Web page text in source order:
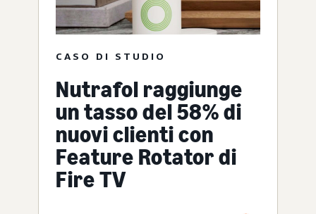
CASO DI STUDIO
Nutrafol raggiunge
un tasso del 58% di
nuovi clienti con
Feature Rotator di
Fire TV